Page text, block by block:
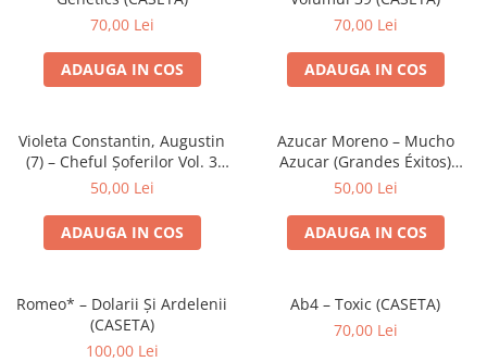
70,00 Lei
ADAUGA IN COS
70,00 Lei
ADAUGA IN COS
Violeta Constantin, Augustin
(7) – Cheful Șoferilor Vol. 3
(CASETA)
50,00 Lei
ADAUGA IN COS
Azucar Moreno – Mucho
Azucar (Grandes Éxitos)
(CASETA)
50,00 Lei
ADAUGA IN COS
Romeo* – Dolarii Și Ardelenii
(CASETA)
100,00 Lei
Ab4 – Toxic (CASETA)
70,00 Lei